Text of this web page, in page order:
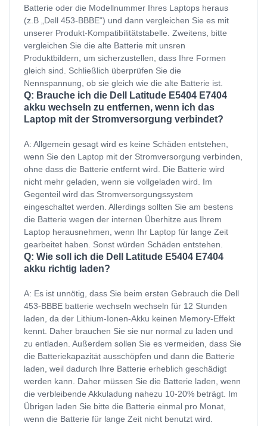
Batterie oder die Modellnummer Ihres Laptops heraus
(z.B „Dell 453-BBBE“) und dann vergleichen Sie es mit
unserer Produkt-Kompatibilitätstabelle. Zweitens, bitte
vergleichen Sie die alte Batterie mit unsren
Produktbildern, um sicherzustellen, dass Ihre Formen
gleich sind. Schließlich überprüfen Sie die
Nennspannung, ob sie gleich wie die alte Batterie ist.
Q: Brauche ich die Dell Latitude E5404 E7404
akku wechseln zu entfernen, wenn ich das
Laptop mit der Stromversorgung verbindet?
A: Allgemein gesagt wird es keine Schäden entstehen,
wenn Sie den Laptop mit der Stromversorgung verbinden,
ohne dass die Batterie entfernt wird. Die Batterie wird
nicht mehr geladen, wenn sie vollgeladen wird. Im
Gegenteil wird das Stromversorgungssystem
eingeschaltet werden. Allerdings sollten Sie am bestens
die Batterie wegen der internen Überhitze aus Ihrem
Laptop herausnehmen, wenn Ihr Laptop für lange Zeit
gearbeitet haben. Sonst würden Schäden entstehen.
Q: Wie soll ich die Dell Latitude E5404 E7404
akku richtig laden?
A: Es ist unnötig, dass Sie beim ersten Gebrauch die Dell
453-BBBE batterie wechseln wechseln für 12 Stunden
laden, da der Lithium-Ionen-Akku keinen Memory-Effekt
kennt. Daher brauchen Sie sie nur normal zu laden und
zu entladen. Außerdem sollen Sie es vermeiden, dass Sie
die Batteriekapazität ausschöpfen und dann die Batterie
laden, weil dadurch Ihre Batterie erheblich geschädigt
werden kann. Daher müssen Sie die Batterie laden, wenn
die verbleibende Akkuladung nahezu 10-20% beträgt. Im
Übrigen laden Sie bitte die Batterie einmal pro Monat,
wenn die Batterie für lange Zeit nicht benutzt wird.